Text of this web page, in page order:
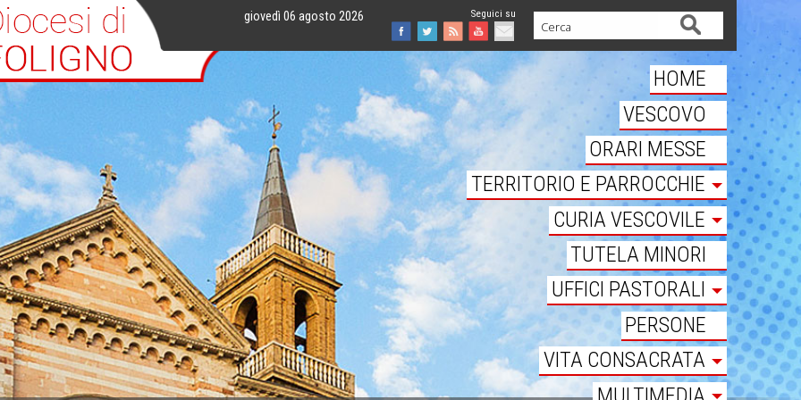
giovedì 06 agosto 2026
Facebook
Twitter
FeedYoutube
Mail
Cerca
HOME
VESCOVO
ORARI MESSE
TERRITORIO E PARROCCHIE
CURIA VESCOVILE
TUTELA MINORI
UFFICI PASTORALI
PERSONE
VITA CONSACRATA